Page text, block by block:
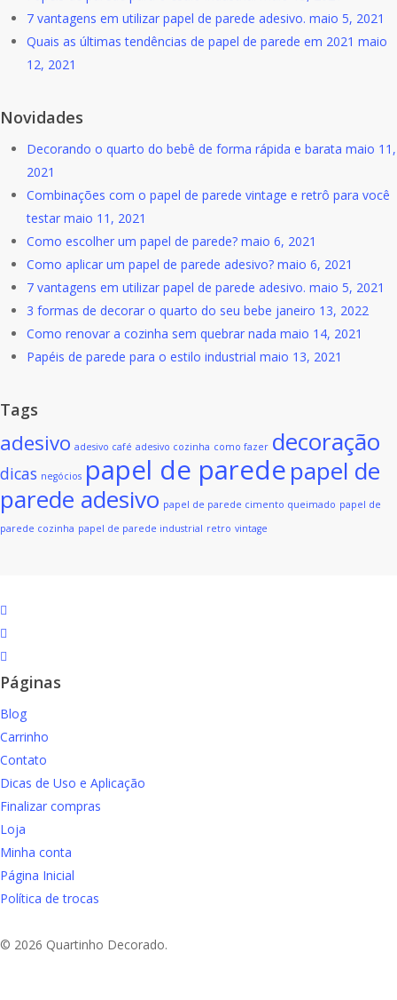
7 vantagens em utilizar papel de parede adesivo. maio 5, 2021
Quais as últimas tendências de papel de parede em 2021 maio
12, 2021
Novidades
Decorando o quarto do bebê de forma rápida e barata maio 11,
2021
Combinações com o papel de parede vintage e retrô para você
testar maio 11, 2021
Como escolher um papel de parede? maio 6, 2021
Como aplicar um papel de parede adesivo? maio 6, 2021
7 vantagens em utilizar papel de parede adesivo. maio 5, 2021
3 formas de decorar o quarto do seu bebe janeiro 13, 2022
Como renovar a cozinha sem quebrar nada maio 14, 2021
Papéis de parede para o estilo industrial maio 13, 2021
Tags
adesivo adesivo café adesivo cozinha como fazer decoração
dicas negócios papel de paredepapel de
parede adesivo papel de parede cimento queimado papel de
parede cozinha papel de parede industrial retro vintage
facebook
instagram
email
Páginas
Blog
Carrinho
Contato
Dicas de Uso e Aplicação
Finalizar compras
Loja
Minha conta
Página Inicial
Política de trocas
© 2026 Quartinho Decorado.